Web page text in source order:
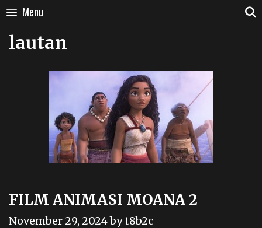
Skip
content
Menu
lautan
FILM ANIMASI MOANA 2
November 29, 2024byt8b2c